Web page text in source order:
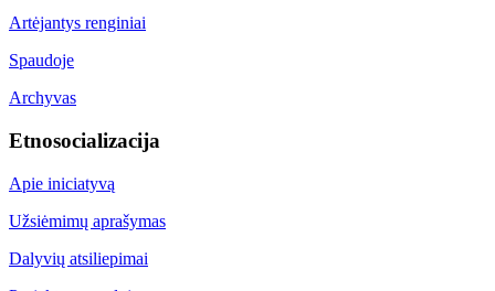
Artėjantys renginiai
Spaudoje
Archyvas
Etnosocializacija
Apie iniciatyvą
Užsiėmimų aprašymas
Dalyvių atsiliepimai